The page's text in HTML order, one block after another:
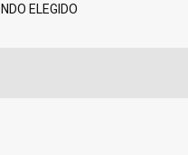
ELEGIDO